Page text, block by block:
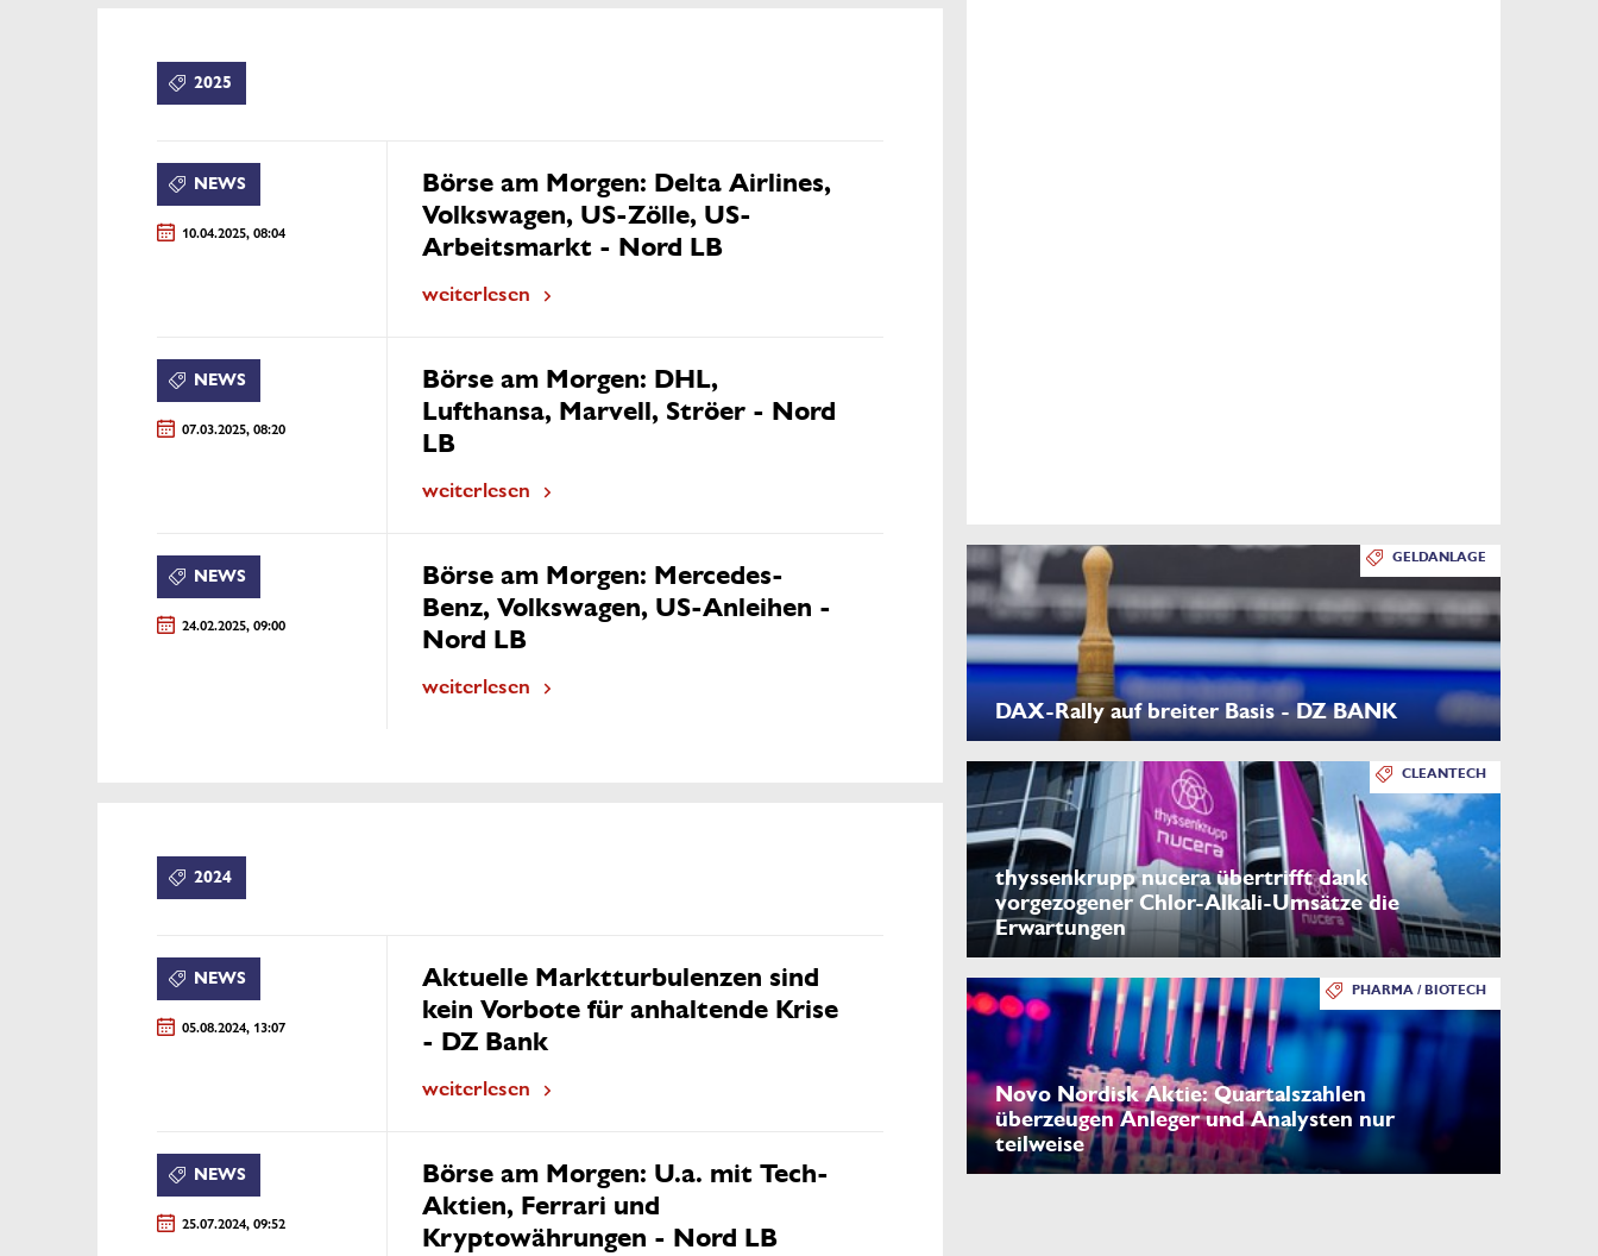
2025
NEWS
10.04.2025, 08:04
Börse am Morgen: Delta Airlines,
Volkswagen, US-Zölle, US-
Arbeitsmarkt - Nord LB
weiterlesen
NEWS
07.03.2025, 08:20
Börse am Morgen: DHL,
Lufthansa, Marvell, Ströer - Nord
LB
weiterlesen
NEWS
24.02.2025, 09:00
Börse am Morgen: Mercedes-
Benz, Volkswagen, US-Anleihen -
Nord LB
weiterlesen
2024
NEWS
05.08.2024, 13:07
Aktuelle Marktturbulenzen sind
kein Vorbote für anhaltende Krise
- DZ Bank
weiterlesen
NEWS
25.07.2024, 09:52
Börse am Morgen: U.a. mit Tech-
Aktien, Ferrari und
Kryptowährungen - Nord LB
GELDANLAGE
DAX-Rally auf breiter Basis - DZ BANK
CLEANTECH
thyssenkrupp nucera übertrifft dank
vorgezogener Chlor-Alkali-Umsätze die
Erwartungen
PHARMA / BIOTECH
Novo Nordisk Aktie: Quartalszahlen
überzeugen Anleger und Analysten nur
teilweise